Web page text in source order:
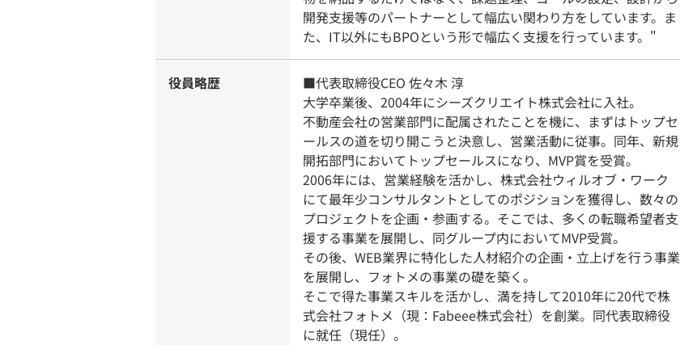
開発支援等のパートナーとして幅広い関わり方をしています。ま
た、IT以外にもBPOという形で幅広く支援を行っています。"
役員略歴
■代表取締役CEO 佐々木 淳
大学卒業後、2004年にシーズクリエイト株式会社に入社。
不動産会社の営業部門に配属されたことを機に、まずはトップセ
ールスの道を切り開こうと決意し、営業活動に従事。同年、新規
開拓部門においてトップセールスになり、MVP賞を受賞。
2006年には、営業経験を活かし、株式会社ウィルオブ・ワーク
にて最年少コンサルタントとしてのポジションを獲得し、数々の
プロジェクトを企画・参画する。そこでは、多くの転職希望者支
援する事業を展開し、同グループ内においてMVP受賞。
その後、WEB業界に特化した人材紹介の企画・立上げを行う事業
を展開し、フォトメの事業の礎を築く。
そこで得た事業スキルを活かし、満を持して2010年に20代で株
式会社フォトメ（現：Fabeee株式会社）を創業。同代表取締役
に就任（現任）。